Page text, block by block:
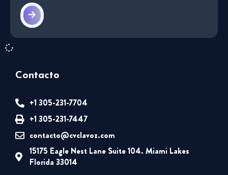
Contacto
+1 305-231-7704
+1 305-231-7447
contacto@cvclavoz.com
15175 Eagle Nest Lane Suite 104. Miami Lakes
Florida 33014